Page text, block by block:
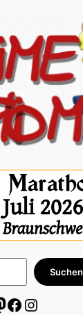
Suchen
Facebook Instagram